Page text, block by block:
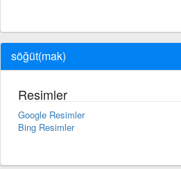
söğüt(mak)
Resimler
Google Resimler
Bing Resimler